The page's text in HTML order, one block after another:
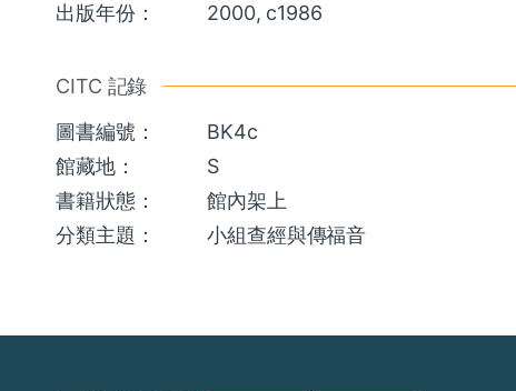
出版年份：
2000, c1986
CITC 記錄
圖書編號：
BK4c
館藏地：
S
書籍狀態：
館內架上
分類主題：
小組查經與傳福音